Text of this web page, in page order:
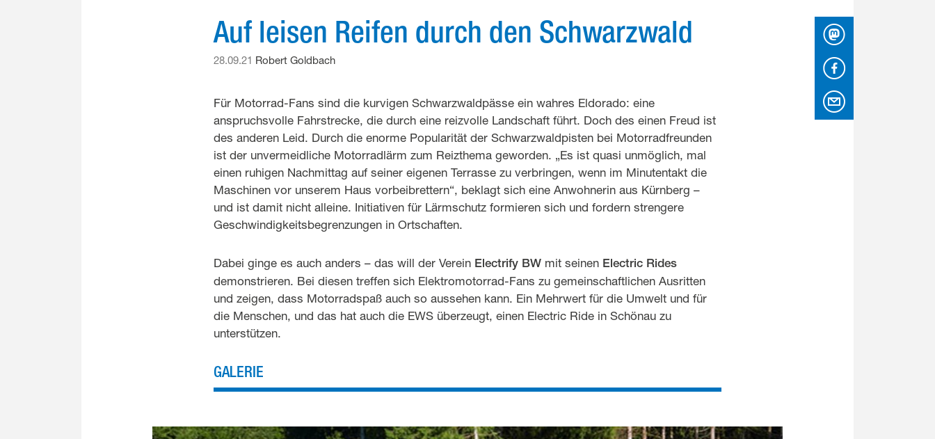
Auf leisen Reifen durch den Schwarzwald
28.09.21 Robert Goldbach
Für Motorrad-Fans sind die kurvigen Schwarzwaldpässe ein wahres Eldorado: eine
anspruchsvolle Fahrstrecke, die durch eine reizvolle Landschaft führt. Doch des einen Freud ist
des anderen Leid. Durch die enorme Popularität der Schwarzwaldpisten bei Motorradfreunden
ist der unvermeidliche Motorradlärm zum Reizthema geworden. „Es ist quasi unmöglich, mal
einen ruhigen Nachmittag auf seiner eigenen Terrasse zu verbringen, wenn im Minutentakt die
Maschinen vor unserem Haus vorbeibrettern“, beklagt sich eine Anwohnerin aus Kürnberg –
und ist damit nicht alleine. Initiativen für Lärmschutz formieren sich und fordern strengere
Geschwindigkeitsbegrenzungen in Ortschaften.
Dabei ginge es auch anders – das will der Verein Electrify BW mit seinen Electric Rides
demonstrieren. Bei diesen treffen sich Elektromotorrad-Fans zu gemeinschaftlichen Ausritten
und zeigen, dass Motorradspaß auch so aussehen kann. Ein Mehrwert für die Umwelt und für
die Menschen, und das hat auch die EWS überzeugt, einen Electric Ride in Schönau zu
unterstützen.
GALERIE